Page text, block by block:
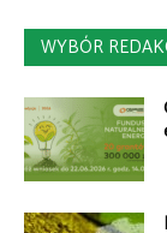
WYBÓR